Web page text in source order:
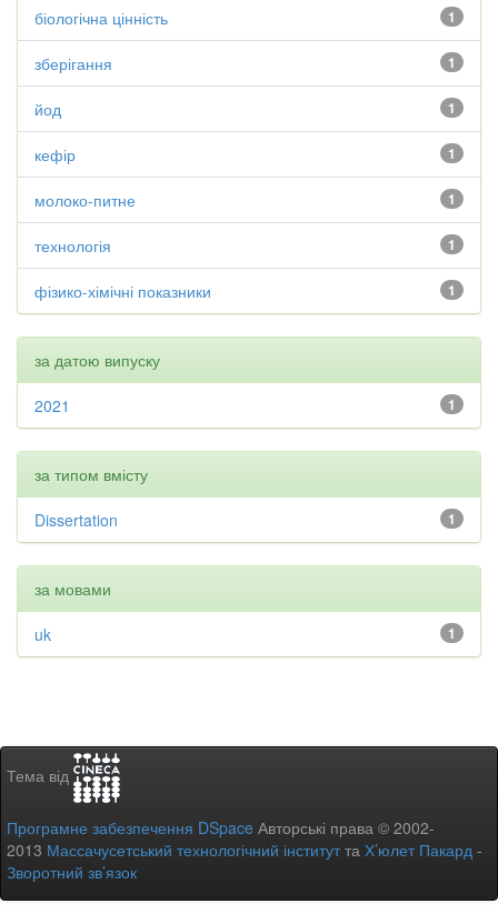
1
біологічна цінність
1
зберігання
1
йод
1
кефір
1
молоко-питне
1
технологія
1
фізико-хімічні показники
за датою випуску
1
2021
за типом вмісту
1
Dissertation
за мовами
1
uk
Тема від
Програмне забезпечення DSpace Авторські права © 2002-
2013 Массачусетський технологічний інститутта Х’юлет Пакард -
Зворотний зв’язок